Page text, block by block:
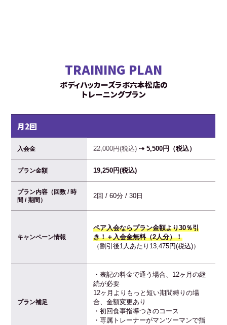
TRAINING PLAN
ボディハッカーズラボ六本松店の
トレーニングプラン
月2回
入会金 22,000円(税込)⇢ 5,500円（税込）
プラン金額 19,250円(税込)
プラン内容（回数 / 時
間 / 期間）
2回 / 60分 / 30日
キャンペーン情報
ペア入会ならプラン金額より30％引
き！＋入会金無料（2人分）！
（割引後1人あたり13,475円(税込)）
プラン補足
・表記の料金で通う場合、12ヶ月の継
続が必要
12ヶ月よりもっと短い期間縛りの場
合、金額変更あり
・初回食事指導つきのコース
・専属トレーナーがマンツーマンで指